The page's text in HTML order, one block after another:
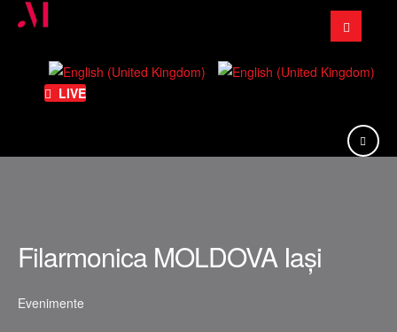
Căutare
...
LIVE
Filarmonica MOLDOVA Iași
Evenimente